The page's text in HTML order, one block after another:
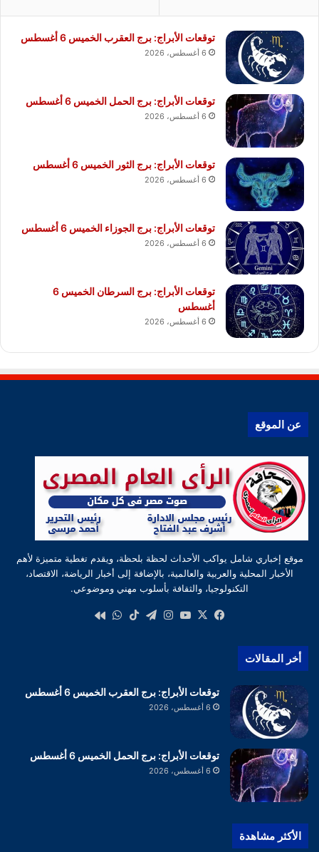
توقعات الأبراج: برج العقرب الخميس 6 أغسطس
6 أغسطس، 2026
توقعات الأبراج: برج الحمل الخميس 6 أغسطس
6 أغسطس، 2026
توقعات الأبراج: برج الثور الخميس 6 أغسطس
6 أغسطس، 2026
توقعات الأبراج: برج الجوزاء الخميس 6 أغسطس
6 أغسطس، 2026
توقعات الأبراج: برج السرطان الخميس 6
أغسطس
6 أغسطس، 2026
عن الموقع
موقع إخباري شامل يواكب الأحداث لحظة بلحظة، ويقدم تغطية متميزة لأهم
الأخبار المحلية والعربية والعالمية، بالإضافة إلى أخبار الرياضة، الاقتصاد،
التكنولوجيا، والثقافة بأسلوب مهني وموضوعي.
فيسبوك
‫X
‫YouTube
انستقرام
تيلقرام‫TikTokواتساب
أخر المقالات
توقعات الأبراج: برج العقرب الخميس 6 أغسطس
6 أغسطس، 2026
توقعات الأبراج: برج الحمل الخميس 6 أغسطس
6 أغسطس، 2026
الأكثر مشاهدة